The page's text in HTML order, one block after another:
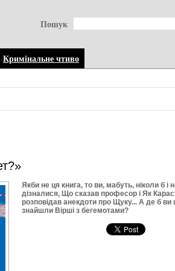
Пошук
Кримінальне чтиво
Якби не ця книга, то ви, мабуть, ніколи б і
дізналися, Що сказав професор і Як
розповідав анекдоти про Щуку... А де б ви
знайшли Вірші з бегемотами?